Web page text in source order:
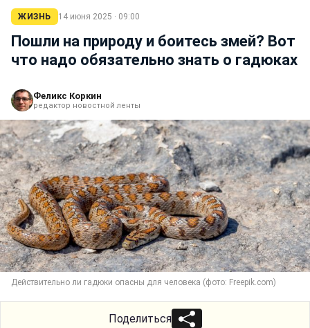
ЖИЗНЬ 14 июня 2025 · 09:00
Пошли на природу и боитесь змей? Вот
что надо обязательно знать о гадюках
Феликс Коркин
редактор новостной ленты
Действительно ли гадюки опасны для человека (фото: Freepik.com)
Поделиться